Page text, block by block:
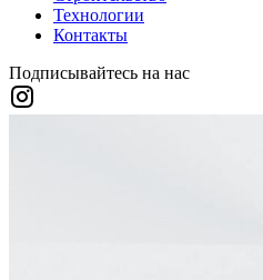
Технологии
Контакты
Подписывайтесь на нас